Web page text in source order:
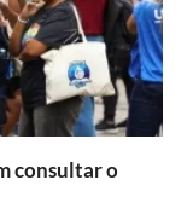
consultar o